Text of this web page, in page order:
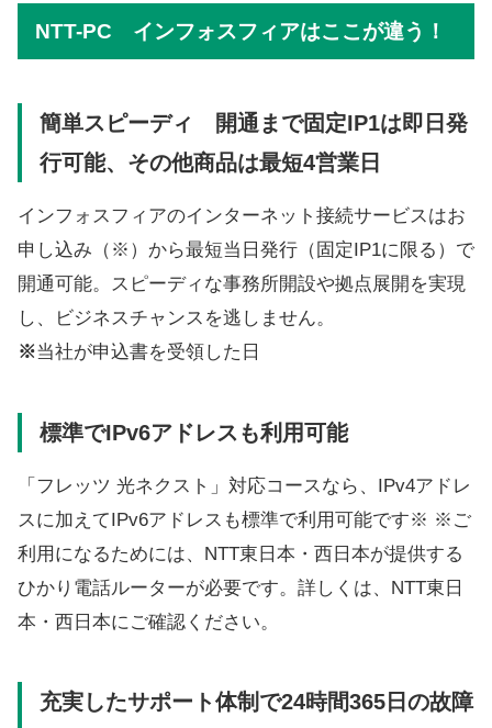
NTT-PC インフォスフィアはここが違う！
簡単スピーディ 開通まで固定IP1は即日発
行可能、その他商品は最短4営業日
インフォスフィアのインターネット接続サービスはお
申し込み（※）から最短当日発行（固定IP1に限る）で
開通可能。スピーディな事務所開設や拠点展開を実現
し、ビジネスチャンスを逃しません。
※当社が申込書を受領した日
標準でIPv6アドレスも利用可能
「フレッツ 光ネクスト」対応コースなら、IPv4アドレ
スに加えてIPv6アドレスも標準で利用可能です※ ※ご
利用になるためには、NTT東日本・西日本が提供する
ひかり電話ルーターが必要です。詳しくは、NTT東日
本・西日本にご確認ください。
充実したサポート体制で24時間365日の故障